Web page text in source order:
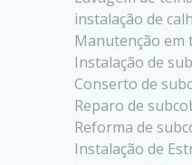
instalação de
Manutenção em
Instalação de
Conserto de
Reparo de
Reforma de
Instalação de